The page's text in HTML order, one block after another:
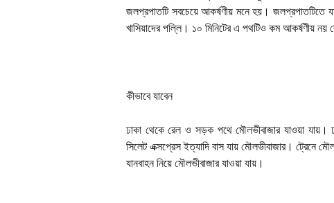
জলপ্রপাতটি সবচেয়ে আকর্ষণীয় মনে হয়। জলপ্রপাতটিতে
খাসিয়াদের পল্লি। ১০ মিনিটের এ পথটিও কম আকর্ষণীয় নয়
কীভাবে যাবেন
ঢাকা থেকে রেল ও সড়ক পথে মৌলভীবাজার যাওয়া যায়।
সিলেট এক্সপ্রেস ইত্যাদি বাস যায় মৌলভীবাজার। ট্রেনে
যানবাহন নিয়ে মৌলভীবাজার যাওয়া যায়।